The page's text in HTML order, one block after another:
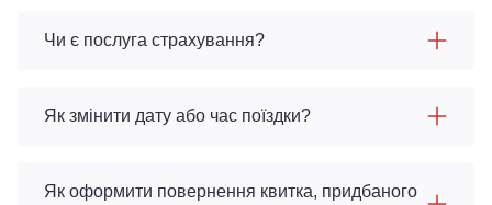
Чи є послуга страхування?
Як змінити дату або час поїздки?
Як оформити повернення квитка, придбаного